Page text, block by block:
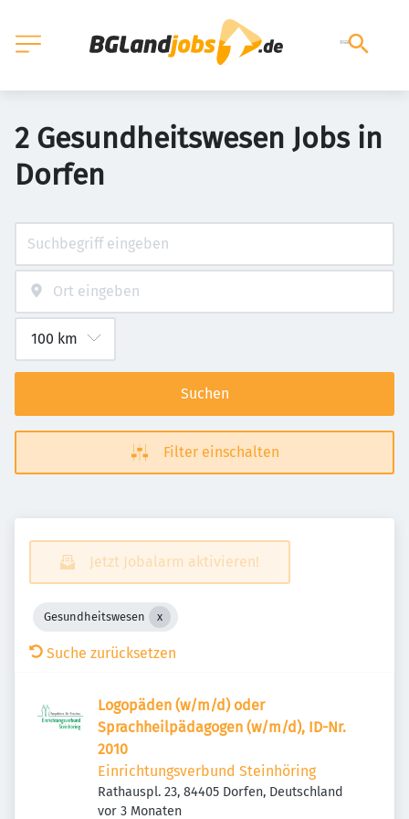
2 Gesundheitswesen Jobs in
Dorfen
Suchen
Filter einschalten
Jetzt Jobalarm aktivieren!
Gesundheitswesen
Suche zurücksetzen
Logopäden (w/m/d) oder
Sprachheilpädagogen (w/m/d), ID-Nr.
2010
Einrichtungsverbund Steinhöring
Rathauspl. 23, 84405 Dorfen, Deutschland
Veröffentlicht:
vor 3 Monaten